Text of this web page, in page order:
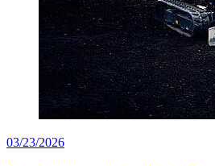
03/23/2026